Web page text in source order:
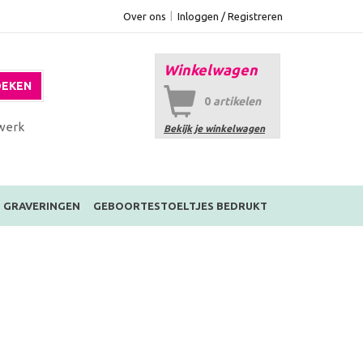
Over ons Inloggen / Registreren
Winkelwagen
0 artikelen
Bekijk je winkelwagen
GRAVERINGEN GEBOORTESTOELTJES BEDRUKT